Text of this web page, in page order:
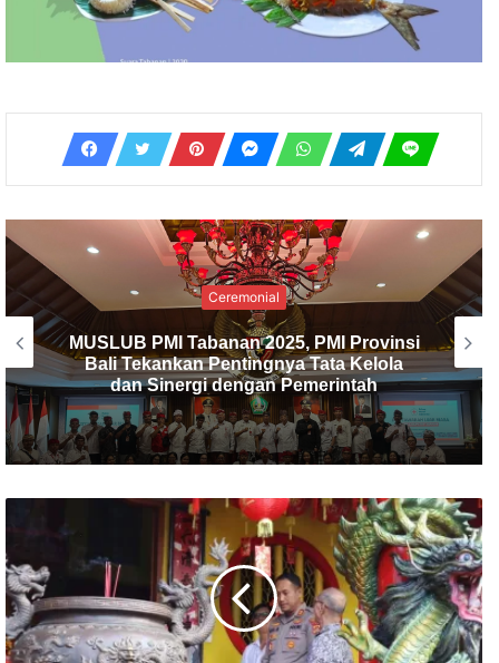
Ceremonial
PMI Kabupaten Tabanan Gelar
Musyawarah Luar Biasa, I Made Dirga
Terpilih sebagai Ketua Baru